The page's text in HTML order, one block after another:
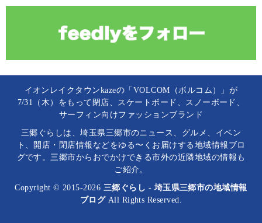
イオンレイクタウンkazeの「VOLCOM（ボルコム）」が
7/31（木）をもって閉店、スケートボード、スノーボード、
サーフィン向けファッションブランド
三郷ぐらしは、埼玉県三郷市のニュース、グルメ、イベン
ト、開店・閉店情報などをゆる〜くお届けする地域情報ブロ
グです。三郷市からおでかけできる市外の近隣地域の情報も
ご紹介。
Copyright © 2015-2026 三郷ぐらし - 埼玉県三郷市の地域情報
ブログAll Rights Reserved.